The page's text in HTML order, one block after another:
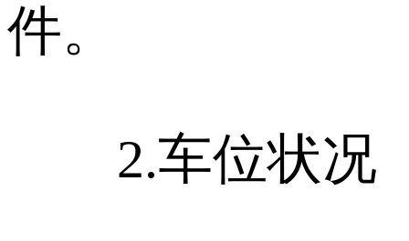
件。
2.车位状况